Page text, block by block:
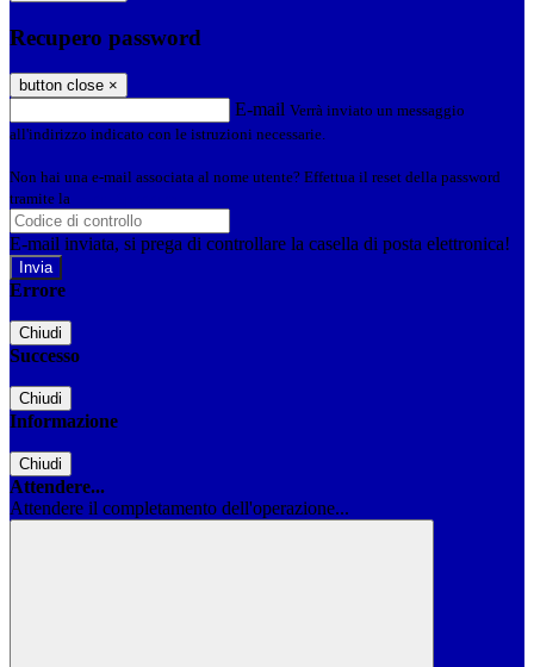
Recupero password
button close ×
E-mail Verrà inviato un messaggio
all'indirizzo indicato con le istruzioni necessarie.
Non hai una e-mail associata al nome utente? Effettua il reset della password
tramite la
E-mail inviata, si prega di controllare la casella di posta elettronica!
Errore
Chiudi
Successo
Chiudi
Informazione
Chiudi
Attendere...
Attendere il completamento dell'operazione...